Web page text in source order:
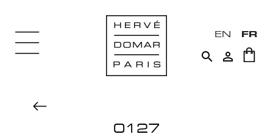
EN FR
 
0127